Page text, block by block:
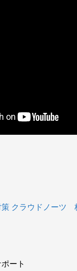
策 クラウドノー
ート